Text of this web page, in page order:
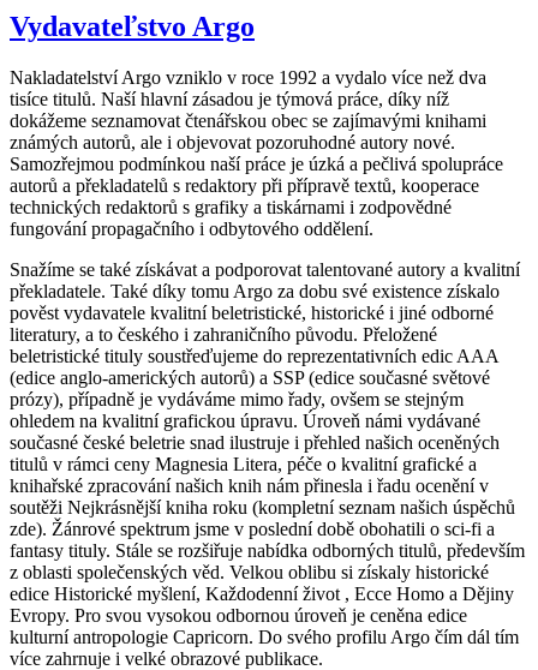
Vydavateľstvo Argo
Nakladatelství Argo vzniklo v roce 1992 a vydalo více než dva
tisíce titulů. Naší hlavní zásadou je týmová práce, díky níž
dokážeme seznamovat čtenářskou obec se zajímavými knihami
známých autorů, ale i objevovat pozoruhodné autory nové.
Samozřejmou podmínkou naší práce je úzká a pečlivá spolupráce
autorů a překladatelů s redaktory při přípravě textů, kooperace
technických redaktorů s grafiky a tiskárnami i zodpovědné
fungování propagačního i odbytového oddělení.
Snažíme se také získávat a podporovat talentované autory a kvalitní
překladatele. Také díky tomu Argo za dobu své existence získalo
pověst vydavatele kvalitní beletristické, historické i jiné odborné
literatury, a to českého i zahraničního původu. Přeložené
beletristické tituly soustřeďujeme do reprezentativních edic AAA
(edice anglo-amerických autorů) a SSP (edice současné světové
prózy), případně je vydáváme mimo řady, ovšem se stejným
ohledem na kvalitní grafickou úpravu. Úroveň námi vydávané
současné české beletrie snad ilustruje i přehled našich oceněných
titulů v rámci ceny Magnesia Litera, péče o kvalitní grafické a
knihařské zpracování našich knih nám přinesla i řadu ocenění v
soutěži Nejkrásnější kniha roku (kompletní seznam našich úspěchů
zde). Žánrové spektrum jsme v poslední době obohatili o sci-fi a
fantasy tituly. Stále se rozšiřuje nabídka odborných titulů, především
z oblasti společenských věd. Velkou oblibu si získaly historické
edice Historické myšlení, Každodenní život , Ecce Homo a Dějiny
Evropy. Pro svou vysokou odbornou úroveň je ceněna edice
kulturní antropologie Capricorn. Do svého profilu Argo čím dál tím
více zahrnuje i velké obrazové publikace.